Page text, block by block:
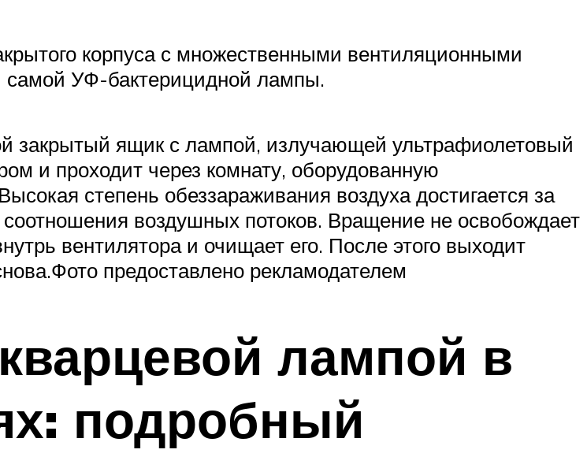
корпуса с множественными вентиляционными
самой УФ-бактерицидной лампы.
закрытый ящик с лампой, излучающей ультрафиолетовый
и проходит через комнату, оборудованную
степень обеззараживания воздуха достигается за
воздушных потоков. Вращение не освобождает
вентилятора и очищает его. После этого выходит
предоставлено рекламодателем
лампой в
подробный